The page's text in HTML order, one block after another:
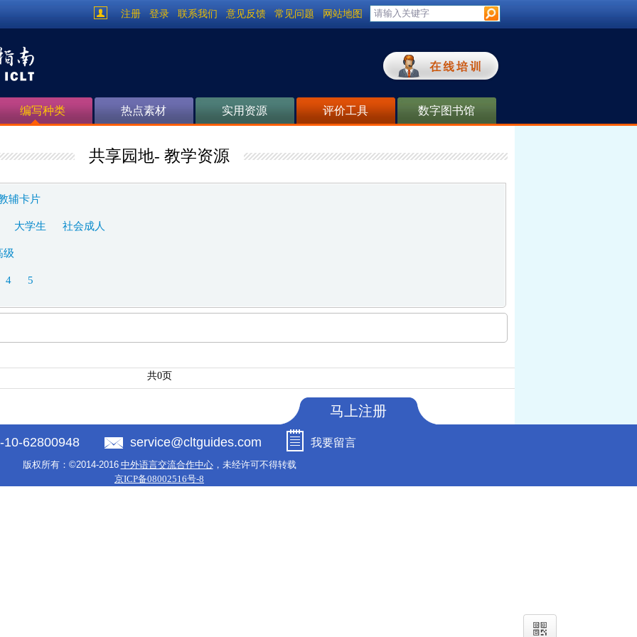
注册 登录 联系我们 意见反馈 常见问题 网站地图
编写种类 热点素材 实用资源 评价工具 数字图书馆
共享园地- 教学资源
辅卡片
大学生 社会成人
级
4 5
共0页
10-62800948 service@cltguides.com 我要留言
马上注册
版权所有： ©2014-2016 中外语言交流合作中心，未经许可不得转载
京ICP备08002516号-8